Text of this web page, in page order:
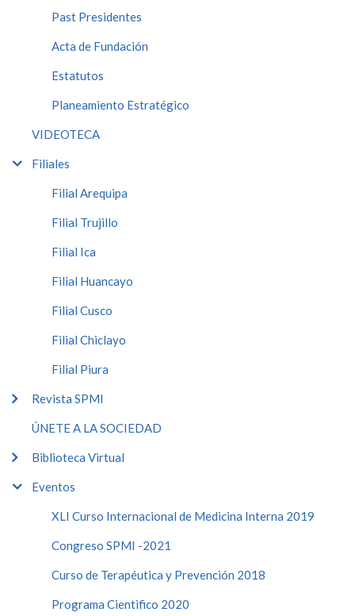
Past Presidentes
Acta de Fundación
Estatutos
Planeamiento Estratégico
VIDEOTECA
Filiales
Filial Arequipa
Filial Trujillo
Filial Ica
Filial Huancayo
Filial Cusco
Filial Chiclayo
Filial Piura
Revista SPMI
ÚNETE A LA SOCIEDAD
Biblioteca Virtual
Eventos
XLI Curso Internacional de Medicina Interna 2019
Congreso SPMI -2021
Curso de Terapéutica y Prevención 2018
Programa Cientifico 2020